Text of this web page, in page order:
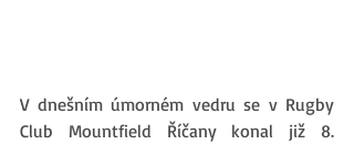
V dnešním úmorném vedru se v Rugby
Club Mountfield Říčany konal již 8.